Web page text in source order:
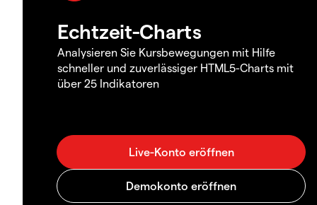
Echtzeit-Charts
Analysieren Sie Kursbewegungen mit Hilfe
schneller und zuverlässiger HTML5-Charts mit
über 25 Indikatoren